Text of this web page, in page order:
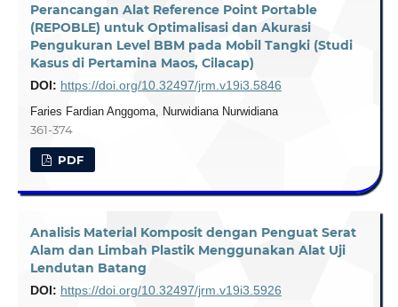
Perancangan Alat Reference Point Portable
(REPOBLE) untuk Optimalisasi dan Akurasi
Pengukuran Level BBM pada Mobil Tangki (Studi
Kasus di Pertamina Maos, Cilacap)
DOI: https://doi.org/10.32497/jrm.v19i3.5846
Faries Fardian Anggoma, Nurwidiana Nurwidiana
361-374
PDF
Analisis Material Komposit dengan Penguat Serat
Alam dan Limbah Plastik Menggunakan Alat Uji
Lendutan Batang
DOI: https://doi.org/10.32497/jrm.v19i3.5926